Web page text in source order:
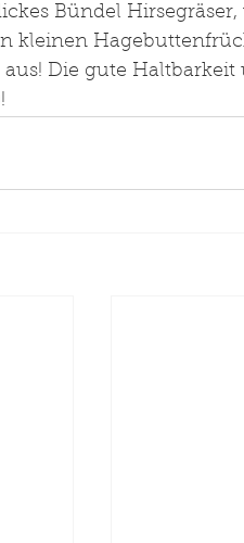
Bündel
kleinen
aus! Die gute